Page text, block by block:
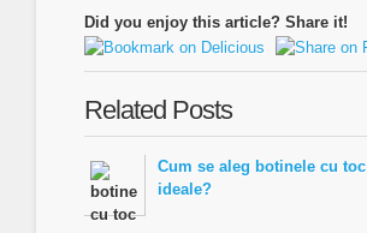
Did you enjoy this article? Share it!
Related Posts
Cum se aleg botinele cu toc
ideale?